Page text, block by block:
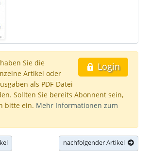
Login
Sie die
Artikel oder
als PDF-Datei
Sollten Sie bereits Abonnent sein,
bitte ein. Mehr Informationen zum
nachfolgender Artikel